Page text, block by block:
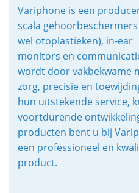
Variphone is een
scala
wel otoplastieken), in-ear
monitors en
wordt door vakbekwame
zorg, precisie en
hun uitstekende service,
voortdurende
producten bent u bij
een professioneel en
product.